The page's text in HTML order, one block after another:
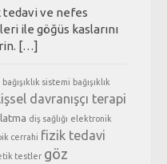
ve nefes
ile göğüs kaslarını
[…]
bağışıklık sistemi bağışıklık
davranışçı terapi
diş sağlığı elektronik
cerrahi fizik tedavi
testler göz